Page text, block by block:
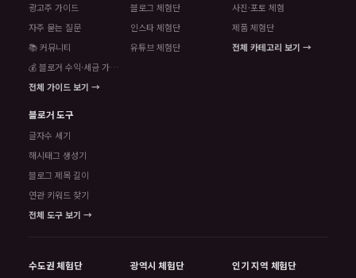
광고주 가이드
자주 묻는 질문
📚 커뮤니티
💰 블로거 수익·세금 가이드
전체 가이드 보기 →
블로그 체험단
인스타 체험단
유튜브 체험단
사진·포토 체험
제품 체험단
전체 카테고리 보기 →
블로거 도구
글자수 세기
해시태그 생성기
블로그 제목 길이
연관 키워드 찾기
전체 도구 보기 →
수도권 체험단
광역시 체험단
인기 지역 체험단